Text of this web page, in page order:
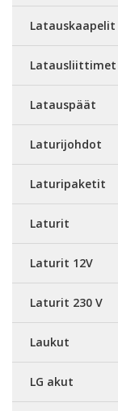
Latauskaapelit
Latausliittimet
Latauspäät
Laturijohdot
Laturipaketit
Laturit
Laturit 12V
Laturit 230 V
Laukut
LG akut